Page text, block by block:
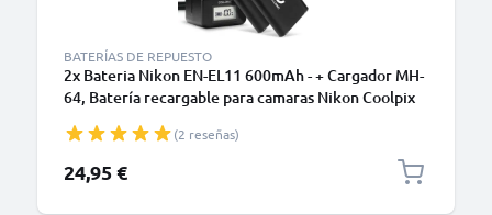
BATERÍAS DE REPUESTO
2x Bateria Nikon EN-EL11 600mAh - + Cargador MH-
64, Batería recargable para camaras Nikon Coolpix
(2 reseñas)
24,95 €